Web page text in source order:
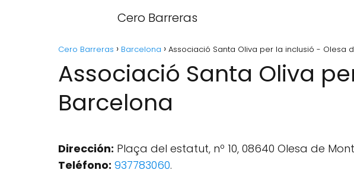
Cero Barreras
Cero Barreras Barcelona Associació Santa Oliva per la inclusió - Olesa
Associació Santa Oliva
Barcelona
Dirección: Plaça del estatut, nº 10, 08640 Olesa de
Teléfono: 937783060.